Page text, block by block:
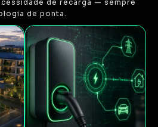
de recarga — sempre
de ponta.